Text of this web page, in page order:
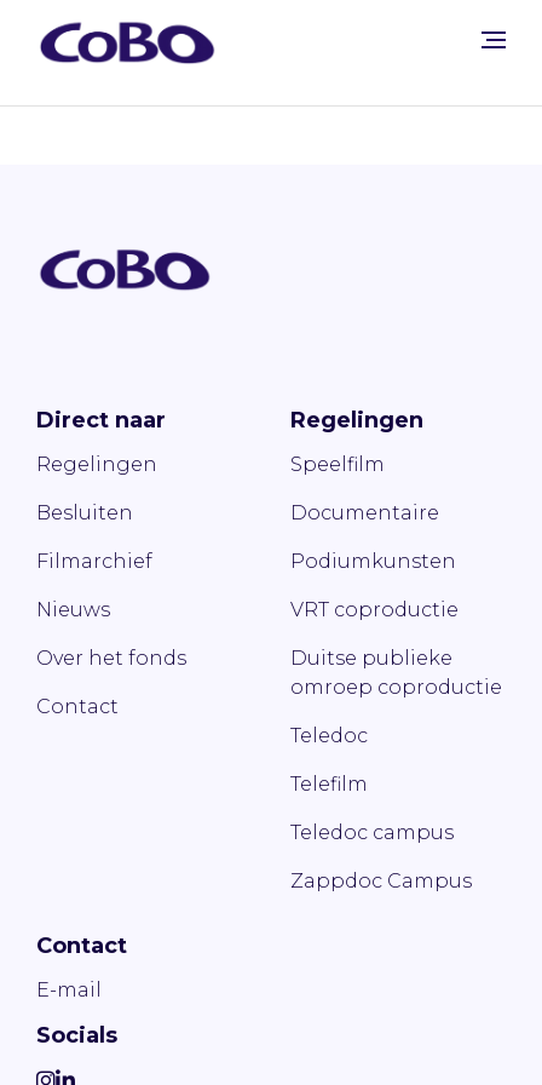
Direct naar
Regelingen
Besluiten
Filmarchief
Nieuws
Over het fonds
Contact
Regelingen
Speelfilm
Documentaire
Podiumkunsten
VRT coproductie
Duitse publieke
omroep coproductie
Teledoc
Telefilm
Teledoc campus
Zappdoc Campus
Contact
E-mail
Socials